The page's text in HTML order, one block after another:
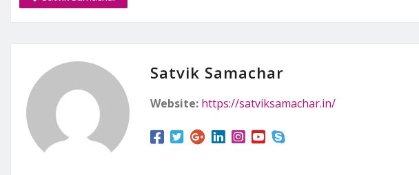
Satvik Samachar
Website: https://satviksamachar.in/